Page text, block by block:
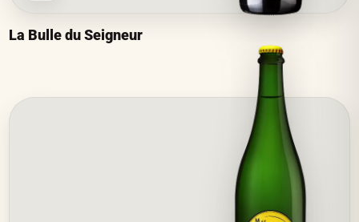
La Bulle du Seigneur